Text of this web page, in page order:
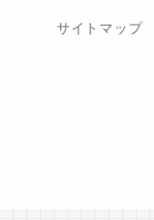
サイトマップ